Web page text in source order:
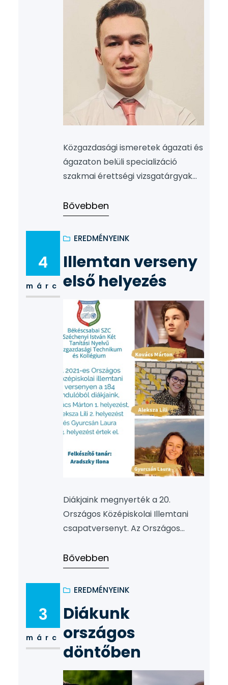
Közgazdasági ismeretek ágazati és
ágazaton belüli specializáció
szakmai érettségi vizsgatárgyak
600 fő jelentkezett. Az országos
döntőbe iskolánkból Szilágyi Lőrinc
jutott be a legjobbak közé. A
Gratulálunk diákunknak és
kollégáinknak. További sok sikert
kívánunk az országos döntőhöz.
Bővebben
4
márc
EREDMÉNYEINK
Illemtan verseny
első helyezés
Diákjaink megnyerték a 20.
Országos Középiskolai Illemtani
csapatversenyt. Az Országos
Csapatverseny 184 indulójából,
diákjaink, Kovács Márton (11/E) az 1.
helyen, Aleksza Lili (11/E) a 2. és
végzett. Gratulálunk a csapatnak
és Aradszky Ila felkészítő
tanárnak!
Bővebben
3
márc
EREDMÉNYEINK
Diákunk
országos
döntőben